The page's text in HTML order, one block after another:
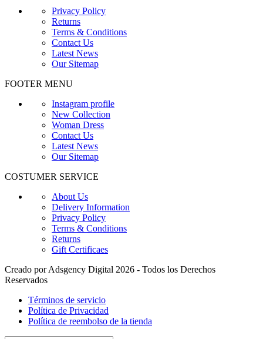
Privacy Policy
Returns
Terms & Conditions
Contact Us
Latest News
Our Sitemap
FOOTER MENU
Instagram profile
New Collection
Woman Dress
Contact Us
Latest News
Our Sitemap
COSTUMER SERVICE
About Us
Delivery Information
Privacy Policy
Terms & Conditions
Returns
Gift Certificaes
Creado por Adsgency Digital 2026 - Todos los Derechos
Reservados
Términos de servicio
Política de Privacidad
Política de reembolso de la tienda